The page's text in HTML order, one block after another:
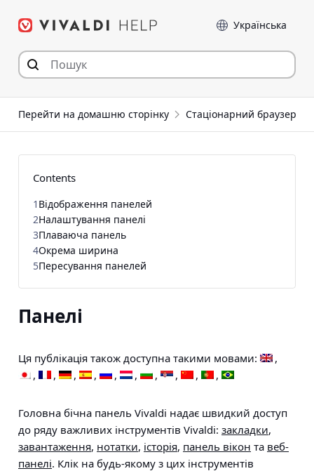
Мова
Перейти на домашню сторінку Стаціонарний браузер
Панелі
Ця публікація також доступна такими мовами:
Головна бічна панель Vivaldi надає швидкий доступ
до ряду важливих інструментів Vivaldi: закладки,
завантаження, нотатки, історія, панель вікон та веб-
панелі. Клік на будь-якому з цих інструментів
Contents
1 Відображення панелей
2Налаштування панелі
3Плаваюча панель
4Окрема ширина
5Пересування панелей